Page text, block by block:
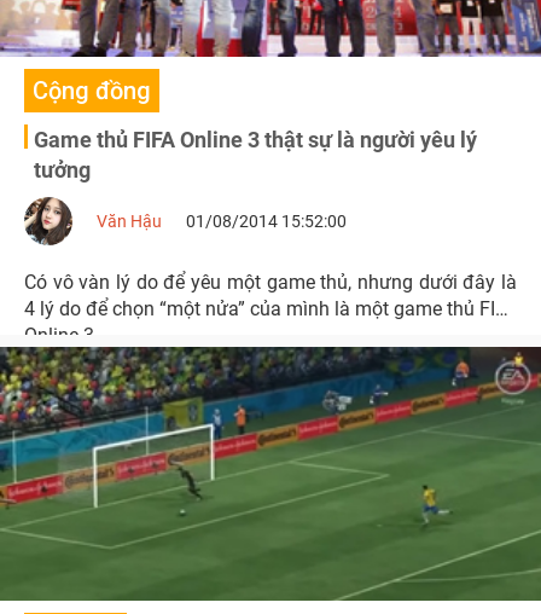
Cộng đồng
Game thủ FIFA Online 3 thật sự là người yêu lý
tưởng
Văn Hậu 01/08/2014 15:52:00
Có vô vàn lý do để yêu một game thủ, nhưng dưới đây là
4 lý do để chọn “một nửa” của mình là một game thủ FIFA
Online 3.